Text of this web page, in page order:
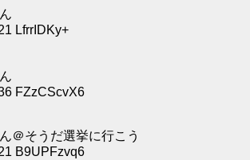
LfrrIDKy+
FZzCScvX6
＠そうだ選挙に行こう
B9UPFzvq6